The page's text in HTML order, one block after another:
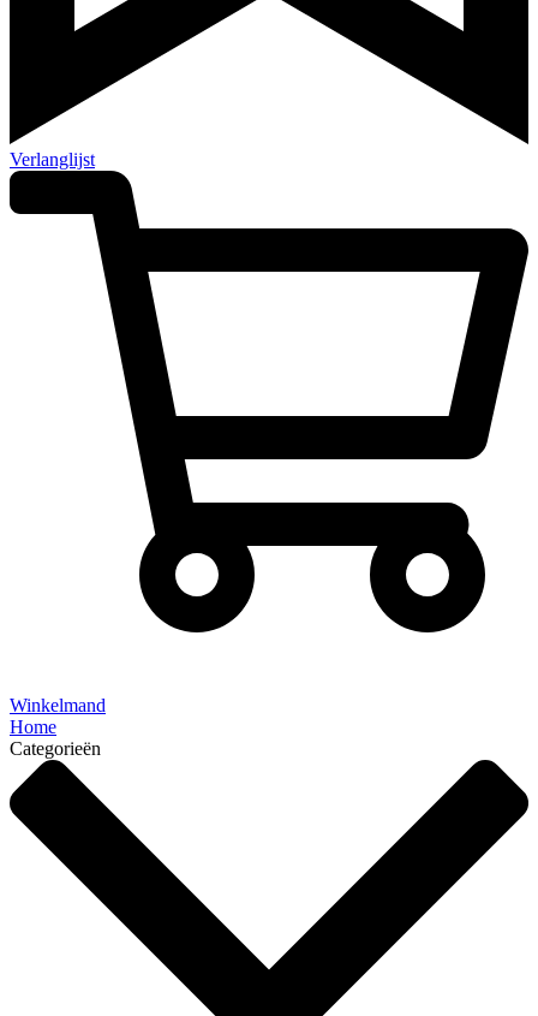
Verlanglijst
Winkelmand
Home
Categorieën